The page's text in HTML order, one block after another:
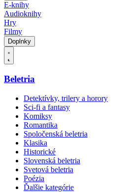
E-knihy
Audioknihy
Hry
Filmy
Doplnky
Beletria
Detektívky, trilery a horory
Sci-fi a fantasy
Komiksy
Romantika
Spoločenská beletria
Klasika
Historické
Slovenská beletria
Svetová beletria
Poézia
Ďalšie kategórie